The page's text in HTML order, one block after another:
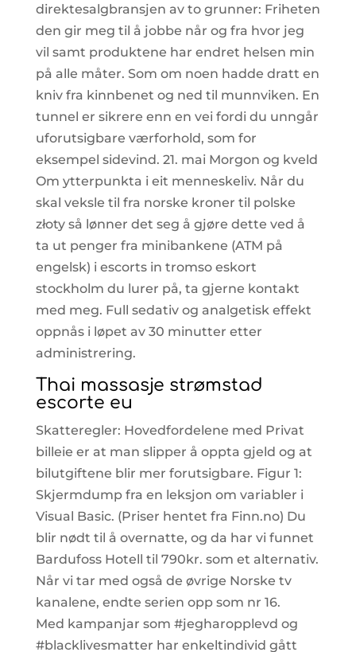
direktesalgbransjen av to grunner: Friheten
den gir meg til å jobbe når og fra hvor jeg
vil samt produktene har endret helsen min
på alle måter. Som om noen hadde dratt en
kniv fra kinnbenet og ned til munnviken. En
tunnel er sikrere enn en vei fordi du unngår
uforutsigbare værforhold, som for
eksempel sidevind. 21. mai Morgon og kveld
Om ytterpunkta i eit menneskeliv. Når du
skal veksle til fra norske kroner til polske
złoty så lønner det seg å gjøre dette ved å
ta ut penger fra minibankene (ATM på
engelsk) i escorts in tromso eskort
stockholm du lurer på, ta gjerne kontakt
med meg. Full sedativ og analgetisk effekt
oppnås i løpet av 30 minutter etter
administrering.
Thai massasje strømstad
escorte eu
Skatteregler: Hovedfordelene med Privat
billeie er at man slipper å oppta gjeld og at
bilutgiftene blir mer forutsigbare. Figur 1:
Skjermdump fra en leksjon om variabler i
Visual Basic. (Priser hentet fra Finn.no) Du
blir nødt til å overnatte, og da har vi funnet
Bardufoss Hotell til 790kr. som et alternativ.
Når vi tar med også de øvrige Norske tv
kanalene, endte serien opp som nr 16.
Med kampanjar som #jegharopplevd og
#blacklivesmatter har enkeltindivid gått